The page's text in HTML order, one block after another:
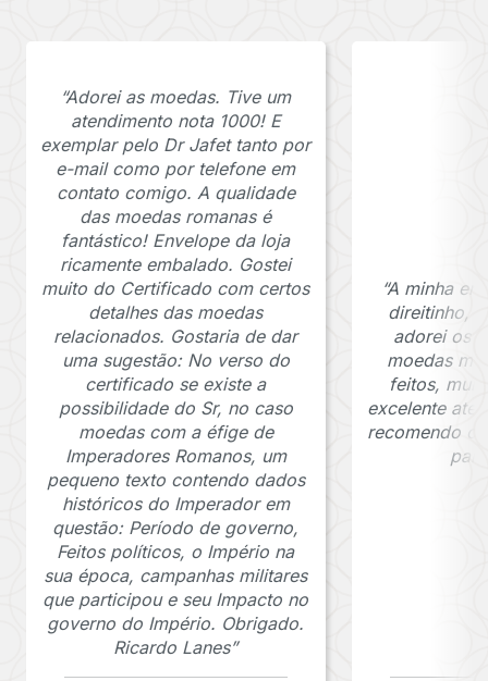
“Adorei as moedas. Tive um
atendimento nota 1000! E
exemplar pelo Dr Jafet tanto por
e-mail como por telefone em
contato comigo. A qualidade
das moedas romanas é
fantástico! Envelope da loja
ricamente embalado. Gostei
muito do Certificado com certos
detalhes das moedas
relacionados. Gostaria de dar
uma sugestão: No verso do
certificado se existe a
possibilidade do Sr, no caso
moedas com a éfige de
Imperadores Romanos, um
pequeno texto contendo dados
históricos do Imperador em
questão: Período de governo,
Feitos políticos, o Império na
sua época, campanhas militares
que participou e seu Impacto no
governo do Império. Obrigado.
Ricardo Lanes”
“A minha
direitinho,
adorei os
moedas
feitos,
excelente
recomendo o